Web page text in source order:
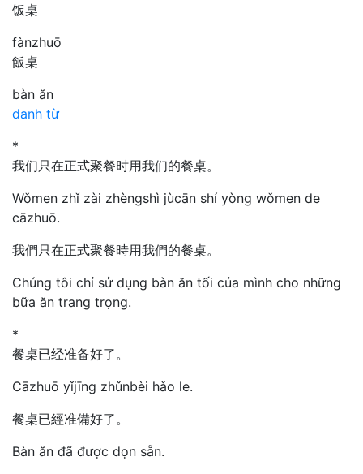
饭桌
fànzhuō
飯桌
bàn ăn
danh từ
*
我们只在正式聚餐时用我们的餐桌。
Wǒmen zhǐ zài zhèngshì jùcān shí yòng wǒmen de
cāzhuō.
我們只在正式聚餐時用我們的餐桌。
Chúng tôi chỉ sử dụng bàn ăn tối của mình cho những
bữa ăn trang trọng.
*
餐桌已经准备好了。
Cāzhuō yǐjīng zhǔnbèi hǎo le.
餐桌已經准備好了。
Bàn ăn đã được dọn sẵn.